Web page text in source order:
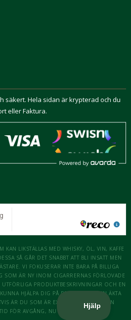
säkert. Hela sidan är krypterad och du
eller Faktura.
KAN LIKSTÄLLAS MED WHISKY, ÖL, VIN, KAFFE
SÅ GÅR DET SNABBT ATT BLI INSATT MEN
VI FOKUSERAR INTE BARA PÅ BILLIGA
SOM ÄR NY INOM CIGARRERNAS FÖRLOVADE
PRODUKTBESKRIVNINGAR OCH EN
HJÄLPA DIG PÅ RESAN ATT BLI EN ÄKTA
ÄR DU SOM ÄR EXPERT OCKSÅ MER ÄN
FÖR AVGÅNG, NU KÖR VI!